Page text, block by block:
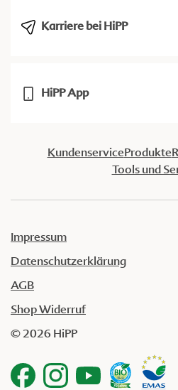
Karriere bei HiPP
HiPP App
KundenserviceProdukte
Tools und
Impressum
Datenschutzerklärung
AGB
Shop Widerruf
© 2026 HiPP